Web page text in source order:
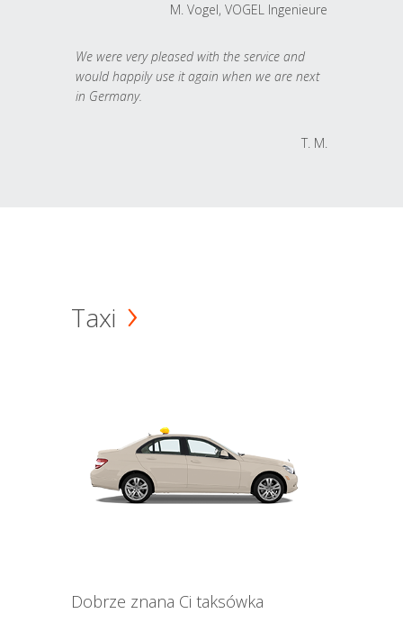
M. Vogel, VOGEL Ingenieure
We were very pleased with the service and
would happily use it again when we are next
in Germany.
T. M.
Taxi
Dobrze znana Ci taksówka